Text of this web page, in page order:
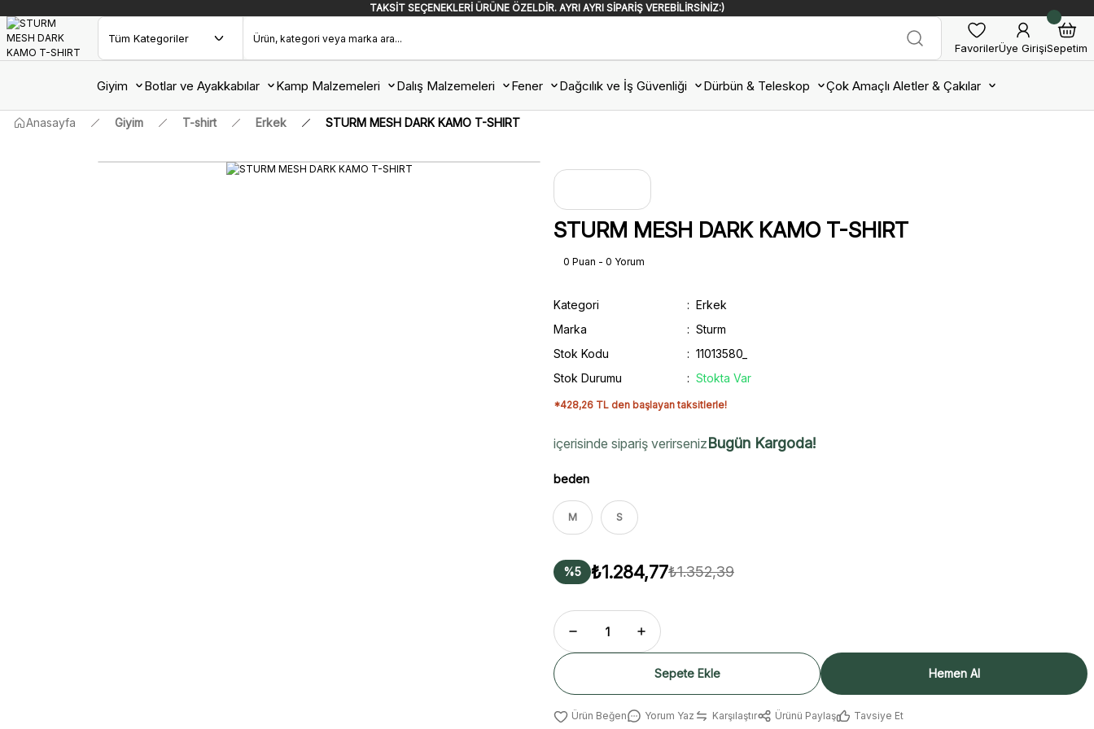
TAKSİT SEÇENEKLERİ ÜRÜNE ÖZELDİR. AYRI AYRI SİPARİŞ VEREBİLİRSİNİZ:)
FavorilerÜye GirişiSepetim
Giyim Botlar ve Ayakkabılar Kamp Malzemeleri Dalış Malzemeleri Fener Dağcılık ve İş Güvenliği Dürbün & Teleskop Çok Amaçlı Aletler & Çakılar
Anasayfa Giyim T-shirt Erkek STURM MESH DARK KAMO T-SHIRT
STURM MESH DARK KAMO T-SHIRT
0 Puan - 0 Yorum
Kategori
Erkek
Marka
Sturm
Stok Kodu
11013580_
Stok Durumu
Stokta Var
*428,26 TL den başlayan taksitlerle!
içerisinde sipariş verirsenizBugün Kargoda!
beden
M S
%5 ₺1.284,77₺1.352,39
Sepete Ekle Hemen Al
Yorum Yaz Karşılaştır Ürünü Paylaş Tavsiye Et